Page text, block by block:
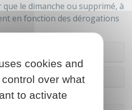
le dimanche ou supprimé, à
en fonction des dérogations
le type de profession
cookies and
over what
to activate